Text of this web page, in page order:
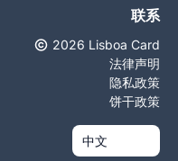
联系
2026 Lisboa Card
法律声明
隐私政策
饼干政策